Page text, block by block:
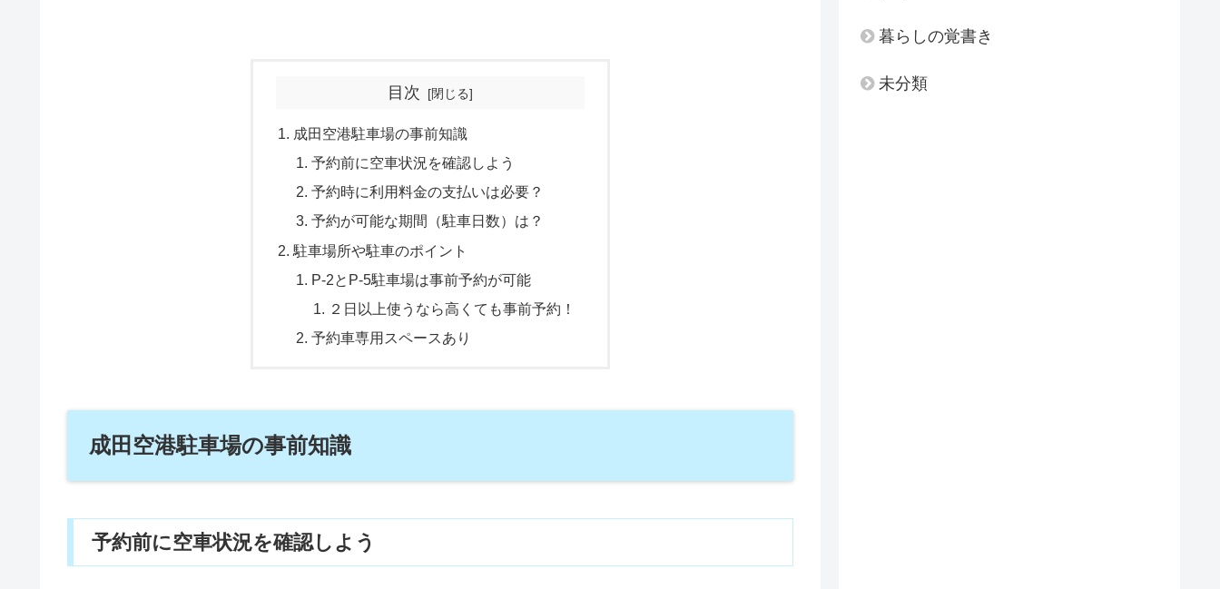
目次
成田空港駐車場の事前知識
予約前に空車状況を確認しよう
予約時に利用料金の支払いは必要？
予約が可能な期間（駐車日数）は？
駐車場所や駐車のポイント
P-2とP-5駐車場は事前予約が可能
２日以上使うなら高くても事前予約！
予約車専用スペースあり
成田空港駐車場の事前知識
予約前に空車状況を確認しよう
暮らしの覚書き
未分類